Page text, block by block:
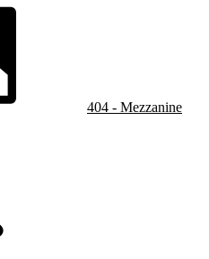
404 - Mezzanine